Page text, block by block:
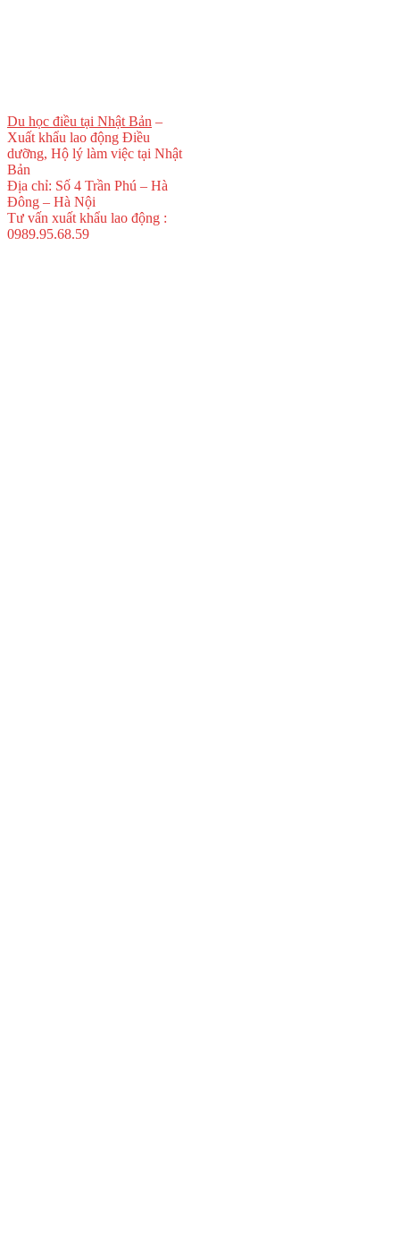
Du học điều tại Nhật Bản –
Xuất khẩu lao động Điều
dưỡng, Hộ lý làm việc tại Nhật
Bản
Địa chỉ: Số 4 Trần Phú – Hà
Đông – Hà Nội
Tư vấn xuất khẩu lao động :
0989.95.68.59